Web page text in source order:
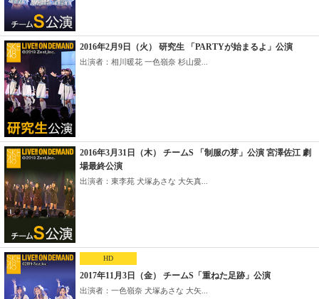
2016年2月9日（火） 研究生 「PARTYが始まるよ」公演
出演者：相川暖花 一色嶺奈 杉山愛...
2016年3月31日（木） チームS 「制服の芽」公演 宮澤佐江 劇
場最終公演
出演者：東李苑 犬塚あさな 大矢真...
HD
2017年11月3日（金） チームS「重ねた足跡」公演
出演者：一色嶺奈 犬塚あさな 大矢...